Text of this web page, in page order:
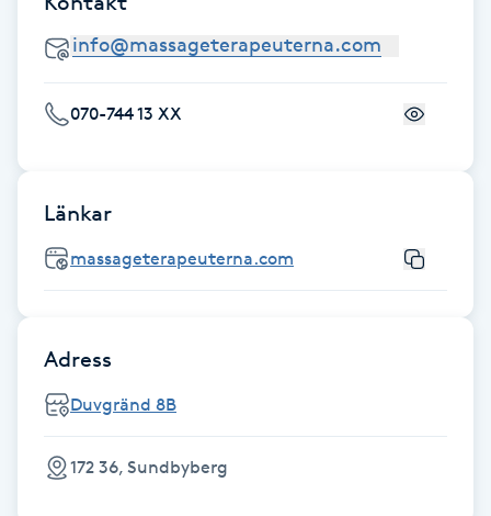
Brynplockning
Bröllopsuppsättning
Coachning
070-744 13 XX
Länkar
massageterapeuterna.com
Adress
Duvgränd 8B
172 36, Sundbyberg